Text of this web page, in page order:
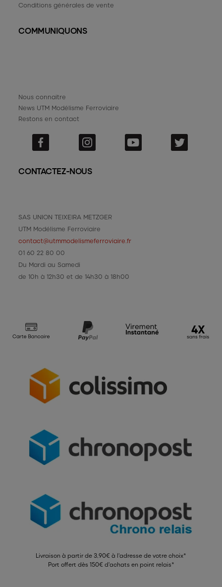
Conditions générales de vente
COMMUNIQUONS
Nous connaitre
News UTM Modélisme Ferroviaire
Restons en contact
CONTACTEZ-NOUS
SAS UNION TEIXEIRA METZGER
UTM Modélisme Ferroviaire
contact@utmmodelismeferroviaire.fr
01 60 22 80 00
Du Mardi au Samedi
de 10h à 12h30 et de 14h30 à 18h00
Livraison à partir de 3,90€ à l'adresse de votre choix*
Port offert dès 150€ d'achats en point relais*